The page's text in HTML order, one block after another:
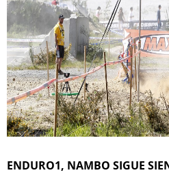
ENDURO1, NAMBO SIGUE